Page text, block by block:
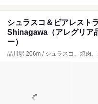
シュラスコ＆ビアレスト
Shinagawa（アレグリア
ー）
品川駅 206m / シュラスコ、焼肉